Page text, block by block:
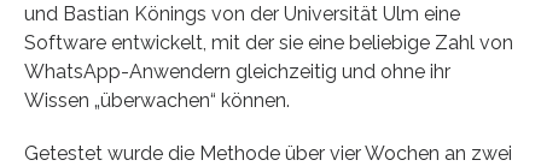
und Bastian Könings von der Universität Ulm eine
Software entwickelt, mit der sie eine beliebige Zahl von
WhatsApp-Anwendern gleichzeitig und ohne ihr
Wissen „überwachen“ können.
Getestet wurde die Methode über vier Wochen an zwei